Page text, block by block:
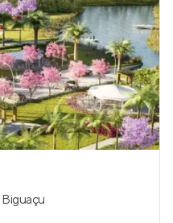
Biguaçu